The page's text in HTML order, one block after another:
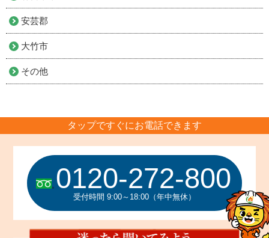
安芸郡
大竹市
その他
タップですぐにお電話できます
0120-272-800
受付時間 9:00～18:00（年中無休）